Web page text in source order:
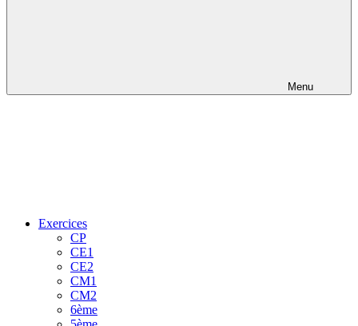
Menu
Exercices
CP
CE1
CE2
CM1
CM2
6ème